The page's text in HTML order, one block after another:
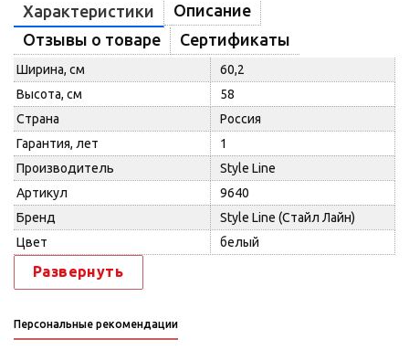
Характеристики
Описание
Отзывы о товаре
Сертификаты
Ширина, см
60,2
Высота, см
58
Страна
Россия
Гарантия, лет
1
Производитель
Style Line
Артикул
9640
Бренд
Style Line (Стайл Лайн)
Цвет
белый
Развернуть
Персональные рекомендации